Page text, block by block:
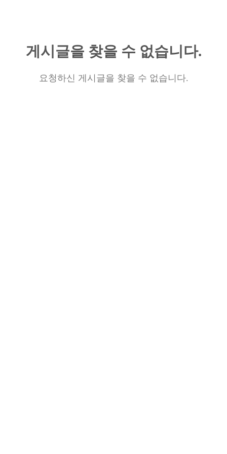
게시글을 찾을 수 없습니다.
요청하신 게시글을 찾을 수 없습니다.